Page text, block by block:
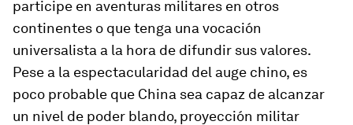
participe en aventuras militares en otros
continentes o que tenga una vocación
universalista a la hora de difundir sus valores.
Pese a la espectacularidad del auge chino, es
poco probable que China sea capaz de alcanzar
un nivel de poder blando, proyección militar